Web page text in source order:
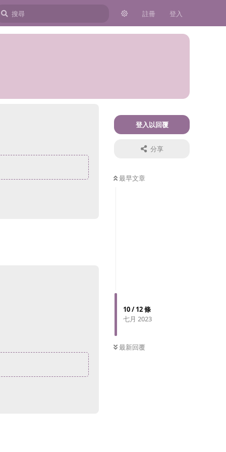
註冊 登入
登入以回覆
分享
最早文章
10/12條
七月 2023
最新回覆